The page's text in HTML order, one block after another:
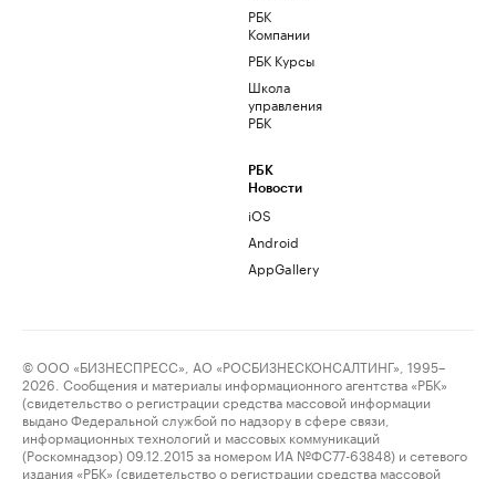
РБК
Компании
РБК Курсы
Школа
управления
РБК
РБК
Новости
iOS
Android
AppGallery
© ООО «БИЗНЕСПРЕСС», АО «РОСБИЗНЕСКОНСАЛТИНГ», 1995–
2026. Сообщения и материалы информационного агентства «РБК»
(свидетельство о регистрации средства массовой информации
выдано Федеральной службой по надзору в сфере связи,
информационных технологий и массовых коммуникаций
(Роскомнадзор) 09.12.2015 за номером ИА №ФС77-63848) и сетевого
издания «РБК» (свидетельство о регистрации средства массовой